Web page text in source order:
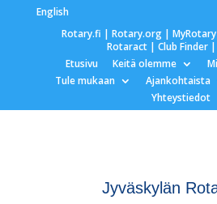
English
Rotary.fi | Rotary.org|
Rotaract| Club Finder|
Etusivu
Keitä olemme
Tule mukaan
Ajankohtaista
Yhteystiedot
Jyväskylän